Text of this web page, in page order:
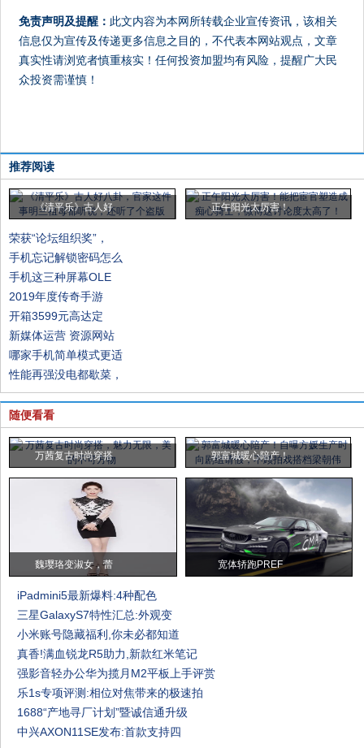
免责声明及提醒： 此文内容为本网所转载企业宣传资讯，该相关
信息仅为宣传及传递更多信息之目的，不代表本网站观点，文章
真实性请浏览者慎重核实！任何投资加盟均有风险，提醒广大民
众投资需谨慎！
推荐阅读
《清平乐》古人好 正午阳光太厉害！
荣获“论坛组织奖”，
手机忘记解锁密码怎么
手机这三种屏幕OLE
2019年度传奇手游
开箱3599元高达定
新媒体运营 资源网站
哪家手机简单模式更适
性能再强没电都歇菜，
随便看看
万茜复古时尚穿搭 郭富城暖心陪产！
魏璎珞变淑女，蕾 宽体轿跑PREF
iPadmini5最新爆料:4种配色
三星GalaxyS7特性汇总:外观变
小米账号隐藏福利,你未必都知道
真香!满血锐龙R5助力,新款红米笔记
强影音轻办公华为揽月M2平板上手评赏
乐1s专项评测:相位对焦带来的极速拍
1688“产地寻厂计划”暨诚信通升级
中兴AXON11SE发布:首款支持四